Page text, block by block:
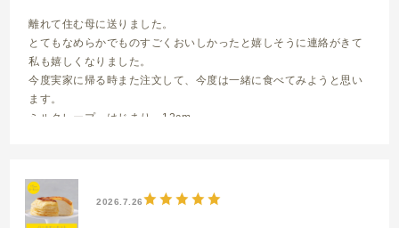
離れて住む母に送りました。
とてもなめらかでものすごくおいしかったと嬉しそうに連絡がきて
私も嬉しくなりました。
今度実家に帰る時また注文して、今度は一緒に食べてみようと思い
ます。
ミルクレープ はじまり 12cm
2026.7.26